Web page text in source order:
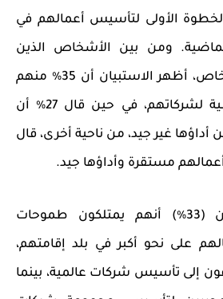
الخطوة الأولى لتأسيس أعمالهم في
ومن بين الأشخاص الذين
يعملون لحسابهم الخاص، أظهر الاستبيان أن 35٪ منهم
في المرحلة التأسيسية لشركاتهم، في حين قال 27٪ أن
غير جيد، من ناحية أخرى، قال
وصرح ثلث المجيبين (33٪) أنهم يمتلكون طموحات
على نحو أكبر في بلد إقامتهم،
يهدفون إلى تأسيس شركات عالمية، بينما